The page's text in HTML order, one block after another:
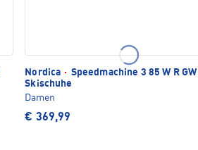
Nordica · Speedmachine 3 85 W R GW
Skischuhe
Damen
€ 369,99